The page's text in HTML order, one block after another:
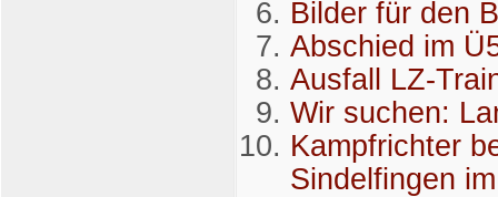
Bilder für den
Abschied im
Ausfall LZ-
Wir suchen:
Kampfrichter
Sindelfingen